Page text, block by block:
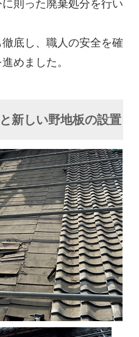
則った廃棄処分を行い
底し、職人の安全を確
めました。
新しい野地板の設置